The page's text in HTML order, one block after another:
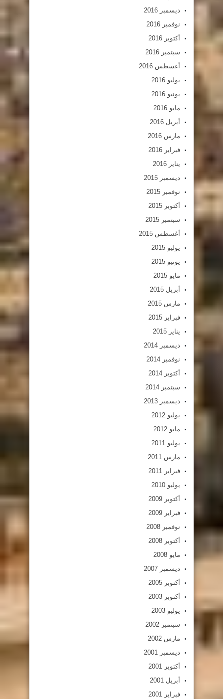
ديسمبر 2016
نوفمبر 2016
أكتوبر 2016
سبتمبر 2016
أغسطس 2016
يوليو 2016
يونيو 2016
مايو 2016
أبريل 2016
مارس 2016
فبراير 2016
يناير 2016
ديسمبر 2015
نوفمبر 2015
أكتوبر 2015
سبتمبر 2015
أغسطس 2015
يوليو 2015
يونيو 2015
مايو 2015
أبريل 2015
مارس 2015
فبراير 2015
يناير 2015
ديسمبر 2014
نوفمبر 2014
أكتوبر 2014
سبتمبر 2014
ديسمبر 2013
يوليو 2012
مايو 2012
يوليو 2011
مارس 2011
فبراير 2011
يوليو 2010
أكتوبر 2009
فبراير 2009
نوفمبر 2008
أكتوبر 2008
مايو 2008
ديسمبر 2007
أكتوبر 2005
أكتوبر 2003
يوليو 2003
سبتمبر 2002
مارس 2002
ديسمبر 2001
أكتوبر 2001
أبريل 2001
فبراير 2001